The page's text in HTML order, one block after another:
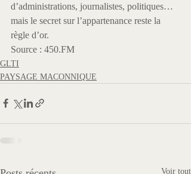
d’administrations, journalistes, politiques…
mais le secret sur l’appartenance reste la
règle d’or.
Source : 450.FM
GLTI
PAYSAGE MACONNIQUE
Voir tout